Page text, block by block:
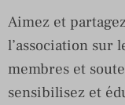
Aimez et
l’association sur
membres et
sensibilisez et